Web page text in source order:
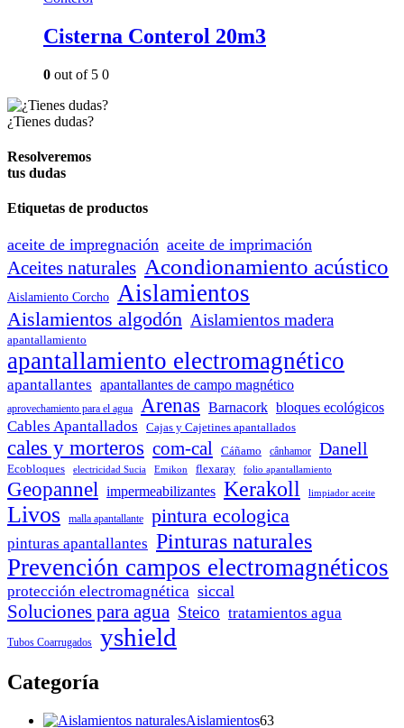
Cisterna Conterol 20m3
0 out of 5 0
¿Tienes dudas?
Resolveremos
tus dudas
Etiquetas de productos
aceite de impregnación aceite de imprimación
Aceites naturales Acondionamiento acústico
Aislamiento Corcho Aislamientos
Aislamientos algodón Aislamientos madera
apantallamiento
apantallamiento electromagnético
apantallantes apantallantes de campo magnético
aprovechamiento para el agua Arenas Barnacork bloques ecológicos
Cables Apantallados Cajas y Cajetines apantallados
cales y morteros com-cal Cáñamo cânhamor Danell
Ecobloques electricidad Sucia Emikon flexaray folio apantallamiento
Geopannel impermeabilizantes Kerakoll limpiador aceite
Livos malla apantallante pintura ecologica
pinturas apantallantes Pinturas naturales
Prevención campos electromagnéticos
protección electromagnética siccal
Soluciones para agua Steico tratamientos agua
Tubos Coarrugados yshield
Categoría
Aislamientos6363